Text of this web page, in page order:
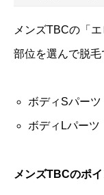
メンズTBCの「
部位を選んで脱毛
ボディSパーツ
ボディLパーツ
メンズTBCのポイ